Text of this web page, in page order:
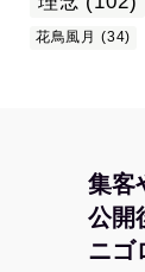
花鳥風月
(34)
集客
公開
ニゴ